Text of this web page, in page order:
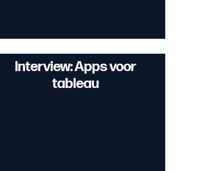
Interview: Apps voor
tableau